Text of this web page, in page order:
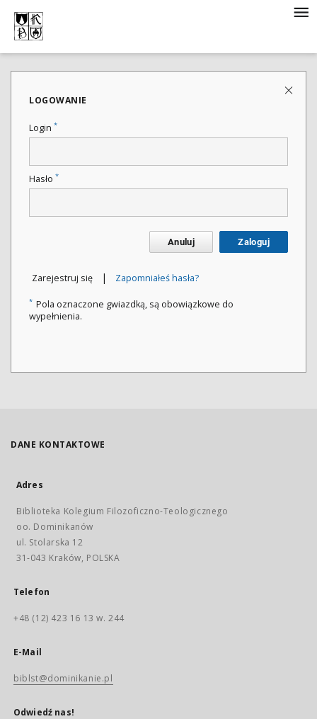
LOGOWANIE
Login *
Hasło *
Anuluj Zaloguj
Zarejestruj się | Zapomniałeś hasła?
* Pola oznaczone gwiazdką, są obowiązkowe do
wypełnienia.
DANE KONTAKTOWE
Adres
Biblioteka Kolegium Filozoficzno-Teologicznego
oo. Dominikanów
ul. Stolarska 12
31-043 Kraków, POLSKA
Telefon
+48 (12) 423 16 13 w. 244
E-Mail
biblst@dominikanie.pl
Odwiedź nas!